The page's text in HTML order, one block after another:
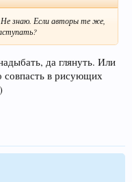
Не знаю. Если авторы те же,
да глянуть. Или
совпасть в рисующих